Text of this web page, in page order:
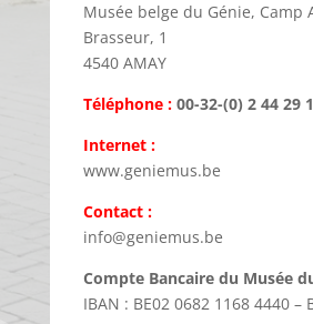
Musée belge du Génie, Camp
Brasseur, 1
4540 AMAY
Téléphone :00-32-(0) 2 44 29
Internet :
www.geniemus.be
Contact :
info@geniemus.be
Compte Bancaire du Musée
IBAN : BE02 0682 1168 4440 –